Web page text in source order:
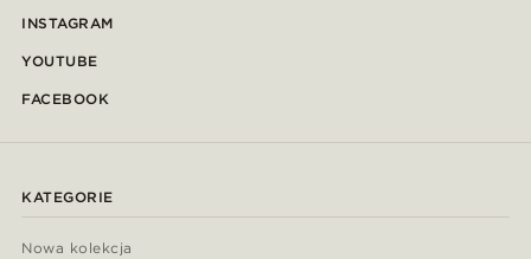
INSTAGRAM
YOUTUBE
FACEBOOK
KATEGORIE
Nowa kolekcja